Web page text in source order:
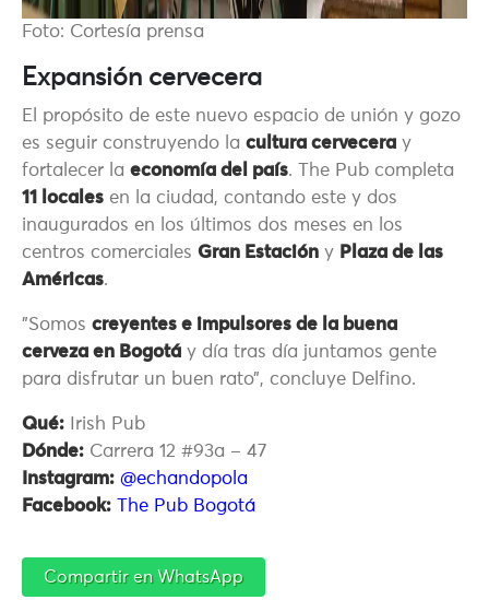
Foto: Cortesía prensa
Expansión cervecera
El propósito de este nuevo espacio de unión y gozo
es seguir construyendo la cultura cervecera y
fortalecer la economía del país. The Pub completa
11 locales en la ciudad, contando este y dos
inaugurados en los últimos dos meses en los
centros comerciales Gran Estación y Plaza de las
Américas.
”Somos creyentes e impulsores de la buena
cerveza en Bogotá y día tras día juntamos gente
para disfrutar un buen rato”, concluye Delfino.
Qué: Irish Pub
Dónde: Carrera 12 #93a – 47
Instagram: @echandopola
Facebook:
The Pub Bogotá
Compartir en WhatsApp